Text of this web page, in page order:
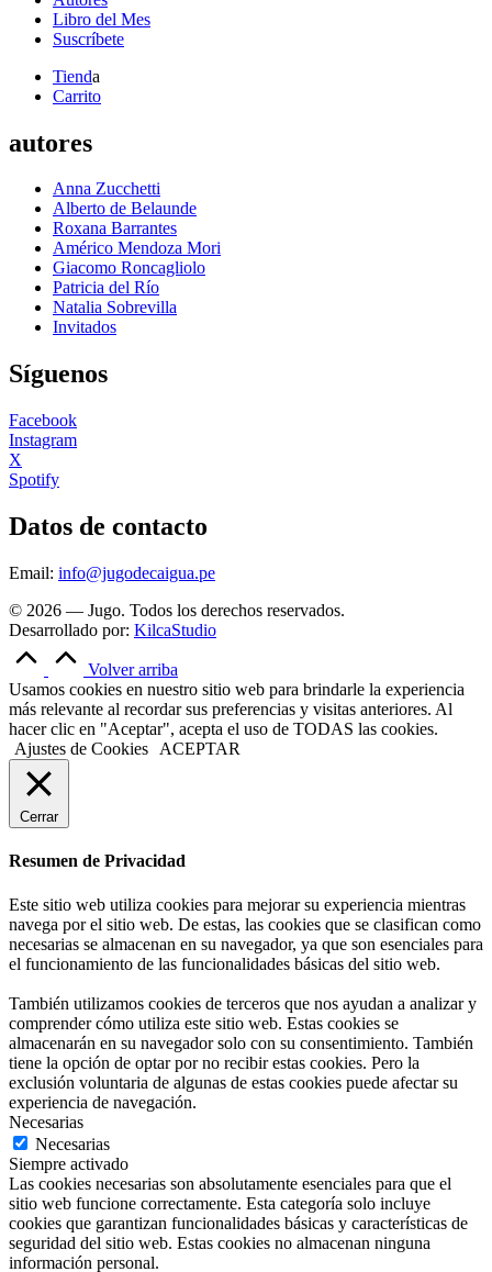
Libro del Mes
Suscríbete
Tienda
Carrito
autores
Anna Zucchetti
Alberto de Belaunde
Roxana Barrantes
Américo Mendoza Mori
Giacomo Roncagliolo
Patricia del Río
Natalia Sobrevilla
Invitados
Síguenos
Facebook
Instagram
X
Spotify
Datos de contacto
Email: info@jugodecaigua.pe
© 2026 — Jugo. Todos los derechos reservados.
Desarrollado por: KilcaStudio
Volver arriba
Usamos cookies en nuestro sitio web para brindarle la experiencia
más relevante al recordar sus preferencias y visitas anteriores. Al
hacer clic en "Aceptar", acepta el uso de TODAS las cookies.
Ajustes de Cookies
ACEPTAR
Cerrar
Resumen de Privacidad
Este sitio web utiliza cookies para mejorar su experiencia mientras
navega por el sitio web. De estas, las cookies que se clasifican como
necesarias se almacenan en su navegador, ya que son esenciales para
el funcionamiento de las funcionalidades básicas del sitio web.
También utilizamos cookies de terceros que nos ayudan a analizar y
comprender cómo utiliza este sitio web. Estas cookies se
almacenarán en su navegador solo con su consentimiento. También
tiene la opción de optar por no recibir estas cookies. Pero la
exclusión voluntaria de algunas de estas cookies puede afectar su
experiencia de navegación.
Necesarias
Necesarias
Siempre activado
Las cookies necesarias son absolutamente esenciales para que el
sitio web funcione correctamente. Esta categoría solo incluye
cookies que garantizan funcionalidades básicas y características de
seguridad del sitio web. Estas cookies no almacenan ninguna
información personal.